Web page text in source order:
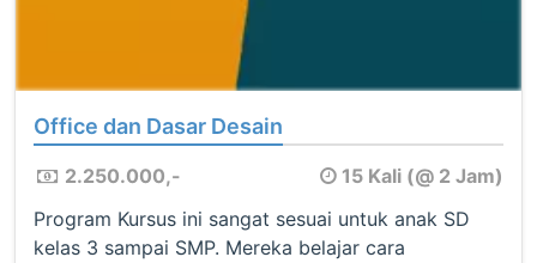
Office dan Dasar Desain
2.250.000,-
15 Kali (@ 2 Jam)
Program Kursus ini sangat sesuai untuk anak SD
kelas 3 sampai SMP. Mereka belajar cara